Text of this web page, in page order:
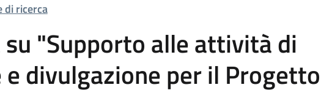
di ricerca
su "Supporto alle attività di
divulgazione per il Progetto